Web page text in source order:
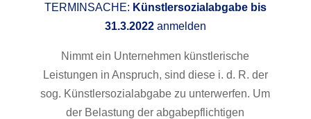
TERMINSACHE: Künstlersozialabgabe bis
31.3.2022anmelden
Nimmt ein Unternehmen künstlerische
Leistungen in Anspruch, sind diese i. d. R. der
sog. Künstlersozialabgabe zu unterwerfen. Um
der Belastung der abgabepflichtigen